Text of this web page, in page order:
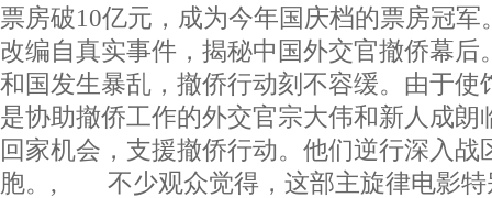
票房破10亿元，成为今年国庆档的票房
改编自真实事件，揭秘中国外交官撤侨幕后
和国发生暴乱，撤侨行动刻不容缓。由于使
是协助撤侨工作的外交官宗大伟和新人成朗
回家机会，支援撤侨行动。他们逆行深入战
胞。, 不少观众觉得，这部主旋律电影特